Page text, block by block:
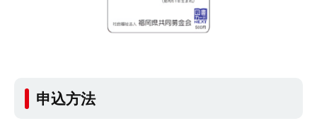
申込方法